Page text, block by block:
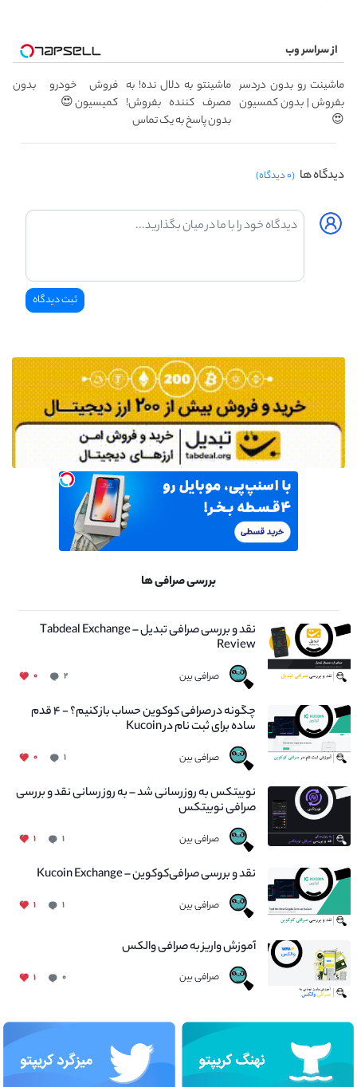
از سراسر وب
ماشینت رو بدون دردسر
بفروش | بدون کمسیون
😍
ماشینتو به دلال نده! به
مصرف کننده بفروش!
بدون پاسخ به یک تماس
فروش خودرو بدون
کمیسیون 😍
دیدگاه ها (۰ دیدگاه)
بررسی صرافی ها
نقد و بررسی صرافی تبدیل – Tabdeal Exchange
Review
صرافی بین ۲ ۰
چگونه در صرافی کوکوین حساب باز کنیم؟ - ۴ قدم
ساده برای ثبت نام در Kucoin
صرافی بین ۱ ۰
نوبیتکس به روزرسانی شد – به روز رسانی نقد و بررسی
صرافی نوبیتکس
صرافی بین ۱ ۱
نقد و بررسی صرافی‌کوکوین – Kucoin Exchange
صرافی بین ۱ ۱
آموزش واریز به صرافی والکس
صرافی بین ۰ ۱